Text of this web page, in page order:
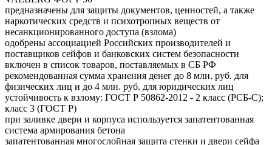
предназначены для защиты документов, ценностей, а также
наркотических средств и психотропных веществ от
несанкционированного доступа (взлома)
одобрены ассоциацией Российских производителей и
поставщиков сейфов и банковских систем безопасности
включен в список товаров, поставляемых в СБ РФ
рекомендованная сумма хранения денег до 8 млн. руб. для
физических лиц и до 4 млн. руб. для юридических лиц
устойчивость к взлому: ГОСТ Р 50862-2012 - 2 класс (РСБ-С);
класс 3 (ГОСТ Р)
при заливке двери и корпуса используется запатентованная
система армирования бетона
запатентованная многослойная защита стенки и двери сейфа